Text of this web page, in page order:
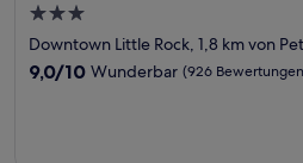
3.0-
Sterne-
Unterkunft
Downtown Little Rock, 1,8 km von
9.0
9,0/10 Wunderbar (926